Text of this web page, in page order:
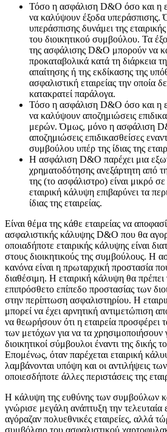
Τόσο η ασφάλιση D&O όσο και η
να καλύψουν έξοδα υπεράσπισης.
υπεράσπισης δυνάμει της
του διοικητικού συμβούλου. Τα
της ασφάλισης D&O μπορούν να
προκαταβολικά κατά τη διάρκεια
απαίτησης ή της εκδίκασης της
ασφαλιστική εταιρείας την οποία
κατακρατεί παράλογα.
Τόσο η ασφάλιση D&O όσο και η
να καλύψουν αποζημιώσεις
μερών. Όμως, μόνο η ασφάλιση
αποζημιώσεις επιδικασθείσες
συμβούλου υπέρ της ίδιας της
Η ασφάλιση D&O παρέχει μια
χρηματοδότησης ανεξάρτητη από
της (το ασφάλιστρο) είναι μικρό
εταιρική κάλυψη επιβαρύνει τα
ίδιας της εταιρείας.
Είναι θέμα της κάθε εταιρείας να
ασφαλιστικής κάλυψης D&O που θα
οποιαδήποτε εταιρικής κάλυψης είναι
στους διοικητικούς της συμβούλους. Η
κανόνα είναι η πρωταρχική προστασία
διαθέσιμη. Η εταιρική κάλυψη θα πρέπει
επιπρόσθετο επίπεδο προστασίας των
στην περίπτωση ασφαλιστηρίου. Η
μπορεί να έχει αρνητική αντιμετώπιση
να θεωρήσουν ότι η εταιρεία προσφέρει
των μετόχων για να τα χρησιμοποιήσουν
διοικητικοί σύμβουλοι έναντι της δικής
Επομένως, όταν παρέχεται εταιρική
λαμβάνονται υπόψη και οι αντιλήψεις
οποιεσδήποτε άλλες περιστάσεις της
Η κάλυψη της ευθύνης των συμβούλων
γνώρισε μεγάλη ανάπτυξη την τελευταία
αγόραζαν πολυεθνικές εταιρείες, αλλά
συμβόλαιο του ασφαλιστικού